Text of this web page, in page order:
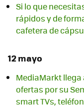
Si lo que
rápidos y de
cafetera de
12 mayo
MediaMarkt llega
ofertas por su
smart TVs,